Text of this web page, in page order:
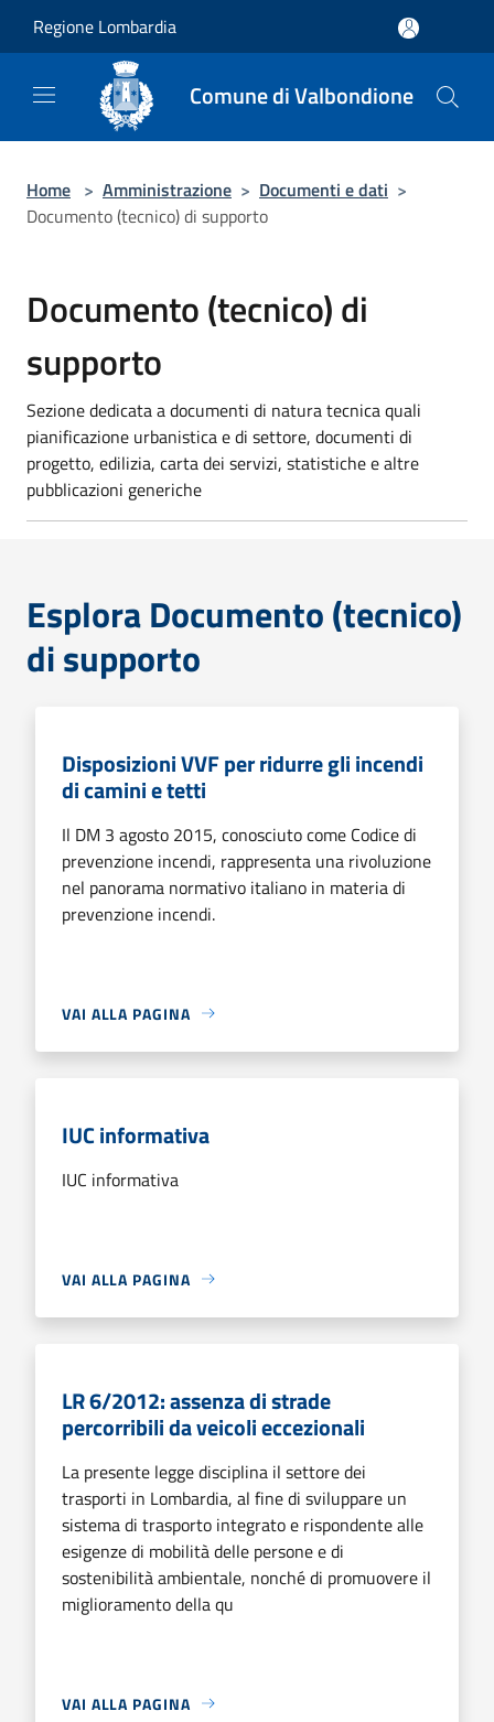
Regione Lombardia
Comune di Valbondione
Home > Amministrazione > Documenti e dati >
Documento (tecnico) di supporto
Documento (tecnico) di
supporto
Sezione dedicata a documenti di natura tecnica quali
pianificazione urbanistica e di settore, documenti di
progetto, edilizia, carta dei servizi, statistiche e altre
pubblicazioni generiche
Esplora Documento (tecnico)
di supporto
Disposizioni VVF per ridurre gli incendi
di camini e tetti
Il DM 3 agosto 2015, conosciuto come Codice di
prevenzione incendi, rappresenta una rivoluzione
nel panorama normativo italiano in materia di
prevenzione incendi.
VAI ALLA PAGINA
IUC informativa
IUC informativa
VAI ALLA PAGINA
LR 6/2012: assenza di strade
percorribili da veicoli eccezionali
La presente legge disciplina il settore dei
trasporti in Lombardia, al fine di sviluppare un
sistema di trasporto integrato e rispondente alle
esigenze di mobilità delle persone e di
sostenibilità ambientale, nonché di promuovere il
miglioramento della qu
VAI ALLA PAGINA